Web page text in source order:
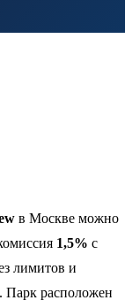
в Москве можно
1,5% с
лимитов и
Парк расположен